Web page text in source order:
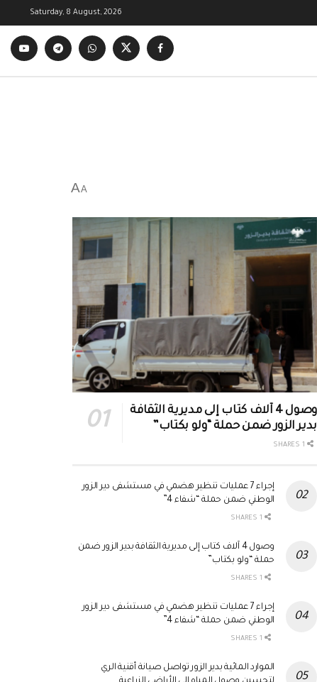
Saturday, 8 August, 2026
A
A
وصول 4 آلاف كتاب إلى مديرية الثقافة
بدير الزور ضمن حملة “ولو بكتاب”
إجراء 7 عمليات تنظير هضمي في مستشفى دير الزور
الوطني ضمن حملة “شفاء 4”
وصول 4 آلاف كتاب إلى مديرية الثقافة بدير الزور ضمن
حملة “ولو بكتاب”
إجراء 7 عمليات تنظير هضمي في مستشفى دير الزور
الوطني ضمن حملة “شفاء 4”
الموارد المائية بدير الزور تواصل صيانة أقنية الري